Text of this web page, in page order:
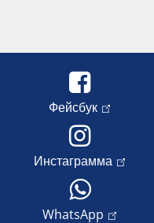
Фейсбук
Инстаграмма
WhatsApp